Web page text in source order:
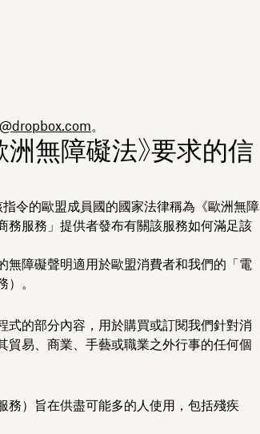
。
無障礙法》要求的信
令的歐盟成員國的國家法律稱為《歐洲無障
務服務」提供者發布有關該服務如何滿足該
障礙聲明適用於歐盟消費者和我們的「電
。
的部分內容，用於購買或訂閱我們針對消
貿易、商業、手藝或職業之外行事的任何個
務）旨在供盡可能多的人使用，包括殘疾